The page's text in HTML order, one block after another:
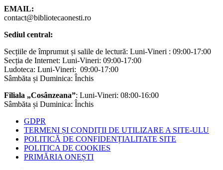
EMAIL:
contact@bibliotecaonesti.ro
Sediul central:
Secțiile de împrumut și salile de lectură: Luni-Vineri : 09:00-17:00
Secția de Internet: Luni-Vineri: 09:00-17:00
Ludoteca: Luni-Vineri: 09:00-17:00
Sâmbăta și Duminica: Închis
Filiala „Cosânzeana”: Luni-Vineri: 08:00-16:00
Sâmbăta și Duminica: Închis
GDPR
TERMENI ȘI CONDIȚII DE UTILIZARE A SITE-ULU
POLITICĂ DE CONFIDENȚIALITATE SITE
POLITICA DE COOKIES
PRIMĂRIA ONEȘTI